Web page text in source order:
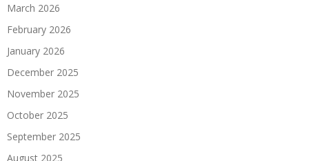
March 2026
February 2026
January 2026
December 2025
November 2025
October 2025
September 2025
August 2025